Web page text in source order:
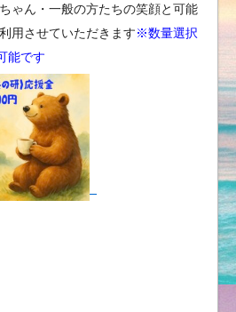
ゃん・一般の方たちの笑顔と可能
用させていただきます※数量選択
能です